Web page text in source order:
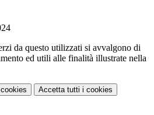
da questo utilizzati si avvalgono di
ed utili alle finalità illustrate nella
Accetta tutti i cookies